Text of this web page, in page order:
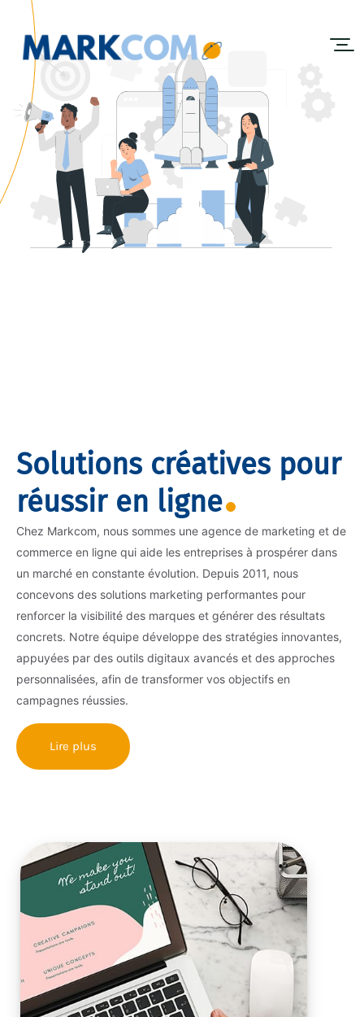
Solutions créatives pour
réussir en ligne
Chez Markcom, nous sommes une agence de marketing et de
commerce en ligne qui aide les entreprises à prospérer dans
un marché en constante évolution. Depuis 2011, nous
concevons des solutions marketing performantes pour
renforcer la visibilité des marques et générer des résultats
concrets. Notre équipe développe des stratégies innovantes,
appuyées par des outils digitaux avancés et des approches
personnalisées, afin de transformer vos objectifs en
campagnes réussies.
Lire plus